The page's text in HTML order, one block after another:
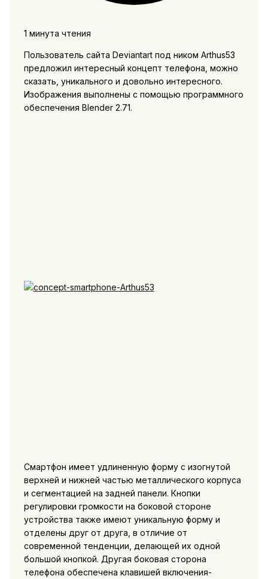
1 минута чтения
Пользователь сайта Deviantart под ником Arthus53
предложил интересный концепт телефона, можно
сказать, уникального и довольно интересного.
Изображения выполнены с помощью программного
обеспечения Blender 2.71.
Смартфон имеет удлиненную форму с изогнутой
верхней и нижней частью металлического корпуса
и сегментацией на задней панели. Кнопки
регулировки громкости на боковой стороне
устройства также имеют уникальную форму и
отделены друг от друга, в отличие от
современной тенденции, делающей их одной
большой кнопкой. Другая боковая сторона
телефона обеспечена клавишей включения-